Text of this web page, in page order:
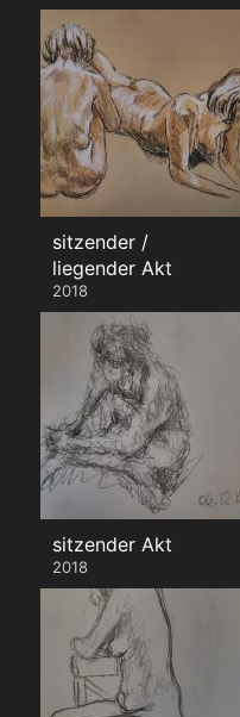
sitzender /
liegender Akt
2018
sitzender Akt
2018